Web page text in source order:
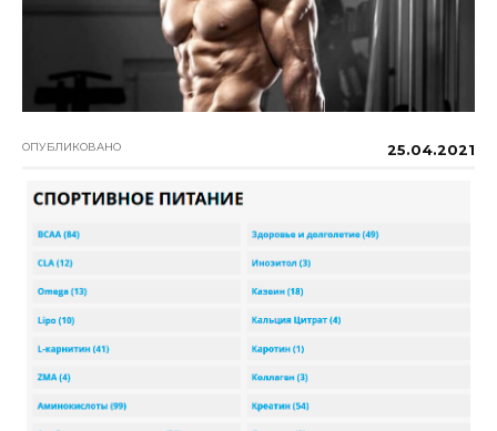
ОПУБЛИКОВАНО 25.04.2021